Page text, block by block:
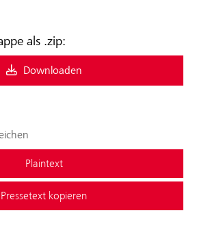
als .zip:
Downloaden
Plaintext
Pressetext kopieren